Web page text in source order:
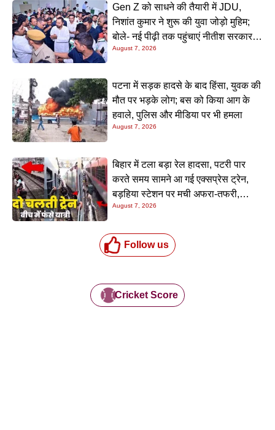
Gen Z को साधने की तैयारी में JDU,
निशांत कुमार ने शुरू की युवा जोड़ो मुहिम;
बोले- नई पीढ़ी तक पहुंचाएं नीतीश सरकार के
20 सालों के काम
August 7, 2026
पटना में सड़क हादसे के बाद हिंसा, युवक की
मौत पर भड़के लोग; बस को किया आग के
हवाले, पुलिस और मीडिया पर भी हमला
August 7, 2026
बिहार में टला बड़ा रेल हादसा, पटरी पार
करते समय सामने आ गई एक्सप्रेस ट्रेन,
बड़हिया स्टेशन पर मची अफरा-तफरी,
यात्रियों की लापरवाही आई सामने
August 7, 2026
Follow us
Cricket Score